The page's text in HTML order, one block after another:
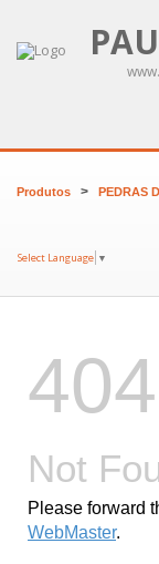
Produtos > PEDRAS
Select Language ▼